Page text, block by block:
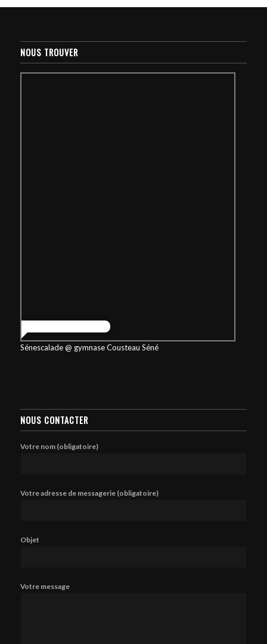
NOUS TROUVER
Sénescalade @ gymnase Cousteau Séné
NOUS CONTACTER
Votre nom (obligatoire)
Votre adresse de messagerie (obligatoire)
Objet
Votre message